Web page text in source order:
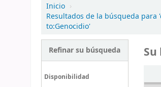
Inicio ›
Resultados de la búsqueda para
to:Genocidio'
Refinar su búsqueda
Disponibilidad